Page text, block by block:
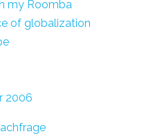
my Roomba
of globalization
2006